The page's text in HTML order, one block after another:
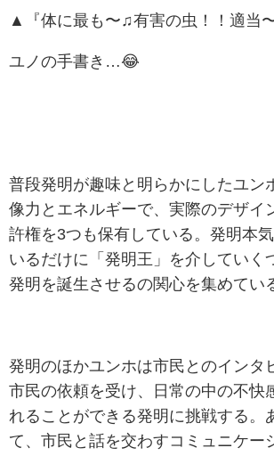
▲『体に最も〜♫有害の虫！！適当
ユノの手書き…😂
普段発明が趣味と明らかにしたユン
像力とエネルギーで、実際のデザイ
許権を3つも保有している。発明本
いるだけに「発明王」を介していく
発明を誕生させるの関心を集めてい
発明のほかユンホは市民とのインタ
市民の依頼を受け、日常の中の不快
れることができる発明に挑戦する。
て、市民と話を交わすコミュニケー